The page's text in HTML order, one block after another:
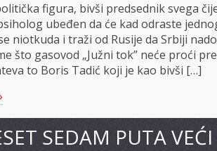
figura, bivši predsednik svega
ubeđen da će kad odraste
niotkuda i traži od Rusije da Srbiji
što gasovod „Južni tok” neće proći
to Boris Tadić koji je kao bivši […]
SEDAM PUTA VEĆI